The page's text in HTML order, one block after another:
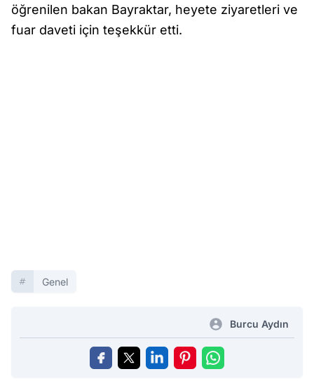
öğrenilen bakan Bayraktar, heyete ziyaretleri ve
fuar daveti için teşekkür etti.
Genel
Burcu Aydın